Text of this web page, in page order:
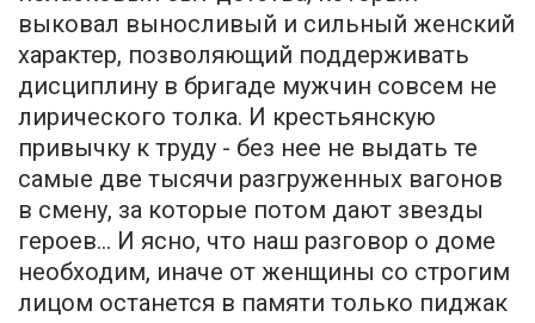
выковал выносливый и сильный женский
характер, позволяющий поддерживать
дисциплину в бригаде мужчин совсем не
лирического толка. И крестьянскую
привычку к труду - без нее не выдать те
самые две тысячи разгруженных вагонов
в смену, за которые потом дают звезды
героев… И ясно, что наш разговор о доме
необходим, иначе от женщины со строгим
лицом останется в памяти только пиджак